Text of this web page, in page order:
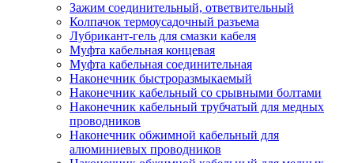
Зажим соединительный, ответвительный
Колпачок термоусадочный разъема
Лубрикант-гель для смазки кабеля
Муфта кабельная концевая
Муфта кабельная соединительная
Наконечник быстроразмыкаемый
Наконечник кабельный со срывными болтами
Наконечник кабельный трубчатый для медных
проводников
Наконечник обжимной кабельный для
алюминиевых проводников